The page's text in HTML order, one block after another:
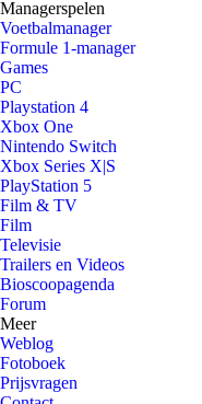
Managerspelen
Voetbalmanager
Formule 1-manager
Games
PC
Playstation 4
Xbox One
Nintendo Switch
Xbox Series X|S
PlayStation 5
Film & TV
Film
Televisie
Trailers en Videos
Bioscoopagenda
Forum
Meer
Weblog
Fotoboek
Prijsvragen